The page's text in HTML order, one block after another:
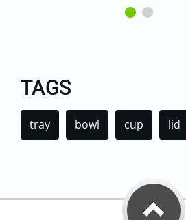
TAGS
tray bowl cup lid